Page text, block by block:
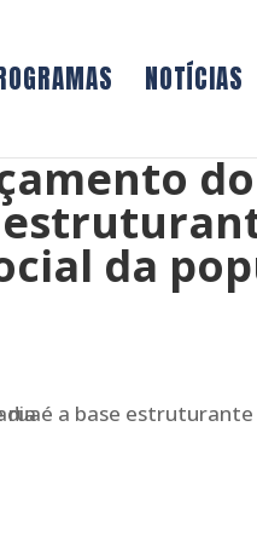
NOTÍCIAS
da